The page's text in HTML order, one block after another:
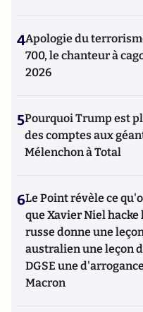
4Apologie du
700, le chanteur à
2026
5Pourquoi Trump est
des comptes aux
Mélenchon à Total
6Le Point révèle ce
que Xavier Niel hacke
russe donne une
australien une leçon
DGSE une
Macron